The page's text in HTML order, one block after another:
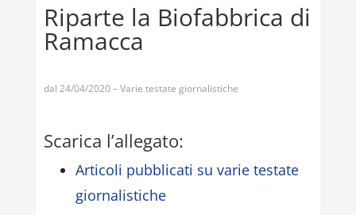
Riparte la Biofabbrica di
Ramacca
dal 24/04/2020 – Varie testate giornalistiche
Scarica l’allegato:
Articoli pubblicati su varie testate
giornalistiche